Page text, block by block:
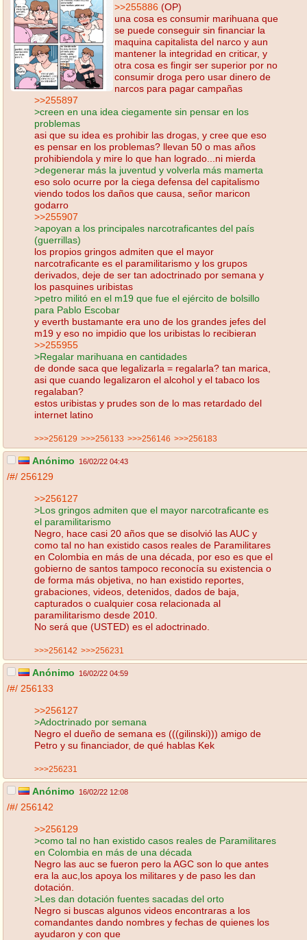
>>255886 (OP)
una cosa es consumir marihuana que
se puede conseguir sin financiar la
maquina capitalista del narco y aun
mantener la integridad en criticar, y
otra cosa es fingir ser superior por no
consumir droga pero usar dinero de
narcos para pagar campañas
>>255897
>creen en una idea ciegamente sin pensar en los
problemas
asi que su idea es prohibir las drogas, y cree que eso
es pensar en los problemas? llevan 50 o mas años
prohibiendola y mire lo que han logrado...ni mierda
>degenerar más la juventud y volverla más mamerta
eso solo ocurre por la ciega defensa del capitalismo
viendo todos los daños que causa, señor maricon
godarro
>>255907
>apoyan a los principales narcotraficantes del país
(guerrillas)
los propios gringos admiten que el mayor
narcotraficante es el paramilitarismo y los grupos
derivados, deje de ser tan adoctrinado por semana y
los pasquines uribistas
>petro militó en el m19 que fue el ejército de bolsillo
para Pablo Escobar
y everth bustamante era uno de los grandes jefes del
m19 y eso no impidio que los uribistas lo recibieran
>>255955
>Regalar marihuana en cantidades
de donde saca que legalizarla = regalarla? tan marica,
asi que cuando legalizaron el alcohol y el tabaco los
regalaban?
estos uribistas y prudes son de lo mas retardado del
internet latino
>>>256129 >>>256133 >>>256146 >>>256183
Anónimo 16/02/22 04:43
/#/ 256129
>>256127
>Los gringos admiten que el mayor narcotraficante es
el paramilitarismo
Negro, hace casi 20 años que se disolvió las AUC y
como tal no han existido casos reales de Paramilitares
en Colombia en más de una década, por eso es que el
gobierno de santos tampoco reconocía su existencia o
de forma más objetiva, no han existido reportes,
grabaciones, videos, detenidos, dados de baja,
capturados o cualquier cosa relacionada al
paramilitarismo desde 2010.
No será que (USTED) es el adoctrinado.
>>>256142 >>>256231
Anónimo 16/02/22 04:59
/#/ 256133
>>256127
>Adoctrinado por semana
Negro el dueño de semana es (((gilinski))) amigo de
Petro y su financiador, de qué hablas Kek
>>>256231
Anónimo 16/02/22 12:08
/#/ 256142
>>256129
>como tal no han existido casos reales de Paramilitares
en Colombia en más de una década
Negro las auc se fueron pero la AGC son lo que antes
era la auc,los apoya los militares y de paso les dan
dotación.
>Les dan dotación fuentes sacadas del orto
Negro si buscas algunos videos encontraras a los
comandantes dando nombres y fechas de quienes los
ayudaron y con que